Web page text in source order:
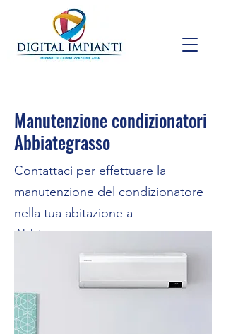
Manutenzione condizionatori
Abbiategrasso
Contattaci per effettuare la
manutenzione del condizionatore
nella tua abitazione a
Abbiategrasso.